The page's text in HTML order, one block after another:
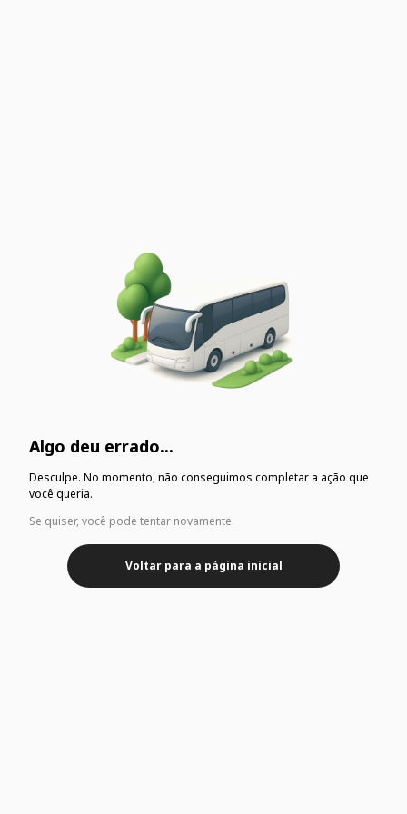
Algo deu errado...
Desculpe. No momento, não conseguimos completar a ação que
você queria.
Se quiser, você pode tentar novamente.
Voltar para a página inicial